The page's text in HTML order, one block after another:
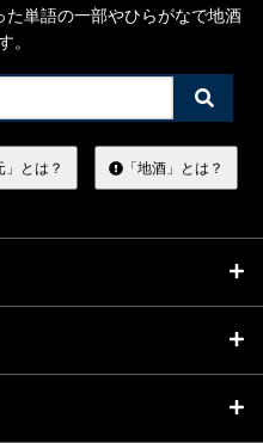
た単語の一部やひらがなで地酒
。
検
索
す
る
」とは？ 「地酒」とは？